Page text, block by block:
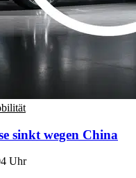
sinkt wegen China
Uhr